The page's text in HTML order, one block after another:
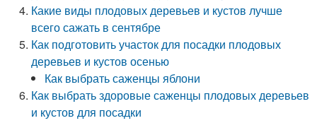
Какие виды плодовых деревьев и кустов лучше
всего сажать в сентябре
Как подготовить участок для посадки плодовых
деревьев и кустов осенью
Как выбрать саженцы яблони
Как выбрать здоровые саженцы плодовых деревьев
и кустов для посадки